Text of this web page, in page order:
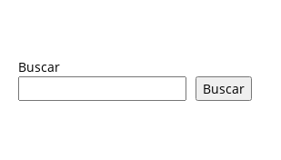
Buscar
Buscar